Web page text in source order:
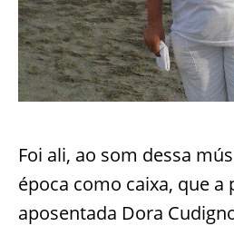
Foi ali, ao som dessa
época como caixa, que a
aposentada Dora